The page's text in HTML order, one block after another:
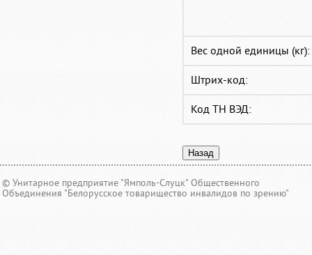
Вес одной единицы (кг):
Штрих-код:
Код ТН ВЭД:
© Унитарное предприятие "Ямполь-Слуцк" Общественного
Объединения "Белорусское товарищество инвалидов по зрению"